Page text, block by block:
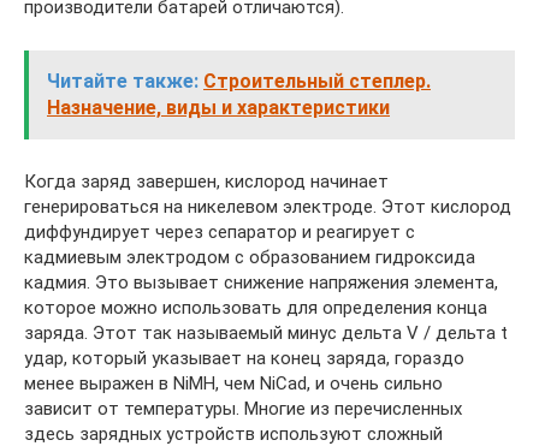
производители батарей отличаются).
Читайте также: Строительный степлер.
Назначение, виды и характеристики
Когда заряд завершен, кислород начинает
генерироваться на никелевом электроде. Этот кислород
диффундирует через сепаратор и реагирует с
кадмиевым электродом с образованием гидроксида
кадмия. Это вызывает снижение напряжения элемента,
которое можно использовать для определения конца
заряда. Этот так называемый минус дельта V / дельта t
удар, который указывает на конец заряда, гораздо
менее выражен в NiMH, чем NiCad, и очень сильно
зависит от температуры. Многие из перечисленных
здесь зарядных устройств используют сложный